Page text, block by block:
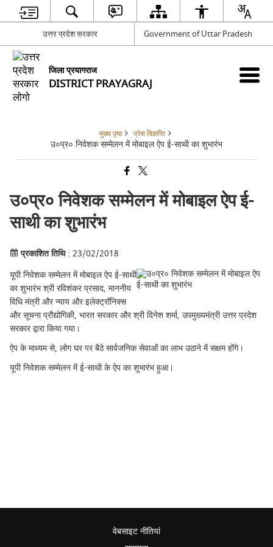
उत्तर प्रदेश सरकार Government of Uttar Pradesh
जिला प्रयागराज
DISTRICT PRAYAGRAJ
मुख्य पृष्ठ प्रेस विज्ञप्ति
उ०प्र० निवेशक सम्मेलन में मोबाइल ऐप ई-साथी का शुभारंभ
उ०प्र० निवेशक सम्मेलन में मोबाइल ऐप ई-
साथी का शुभारंभ
प्रकाशित तिथि: 23/02/2018
यूपी निवेशक सम्मेलन में मोबाइल ऐप ई-साथी
का शुभारंभ श्री रविशंकर प्रसाद, माननीय
विधि मंत्री और न्याय और इलेक्ट्रॉनिक्स
और सूचना प्रौद्योगिकी, भारत सरकार और श्री दिनेश शर्मा, उपमुख्यमंत्री उत्तर प्रदेश
सरकार द्वारा किया गया।
ऐप के माध्यम से, लोग घर पर बैठे सार्वजनिक सेवाओं का लाभ उठाने में सक्षम होंगे।
यूपी निवेशक सम्मेलन में ई-साथी के ऐप का शुभारंभ हुआ।
वेबसाइट नीतियां